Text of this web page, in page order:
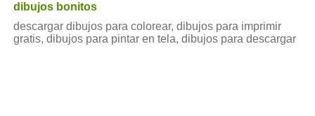
dibujos bonitos
descargar dibujos para colorear, dibujos para imprimir
gratis, dibujos para pintar en tela, dibujos para descargar